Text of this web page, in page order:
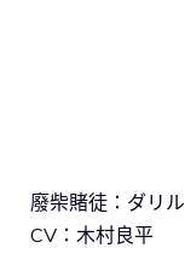
廢柴賭徒：ダリル
CV：木村良平